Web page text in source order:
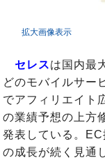
拡大画像表示
セレスは国内最
どのモバイルサー
でアフィリエイト
の業績予想の上方
発表している。
の成長が続く見通